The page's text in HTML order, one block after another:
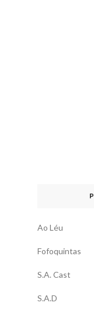
Ao Léu
Fofoquintas
S.A. Cast
S.A.D